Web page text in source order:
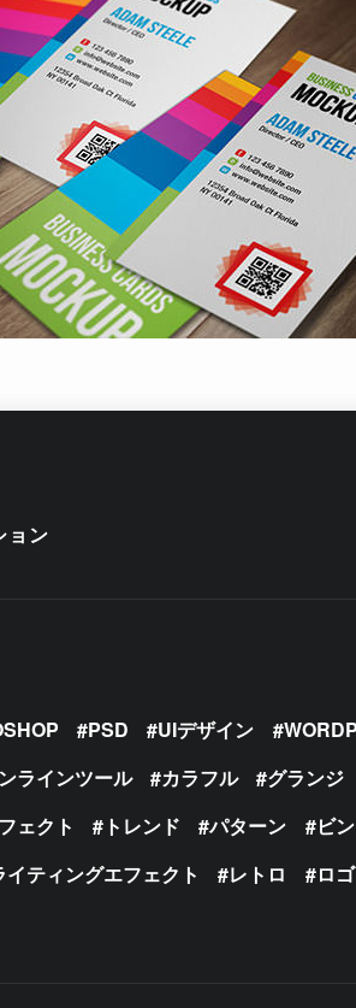
ョン
PSD UIデザイン
ラインツール カラフル グランジ
ェクト トレンド パターン ビ
イティングエフェクト レトロ ロゴ